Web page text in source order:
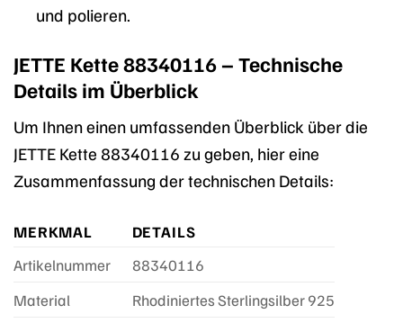
und polieren.
JETTE Kette 88340116 – Technische
Details im Überblick
Um Ihnen einen umfassenden Überblick über die
JETTE Kette 88340116 zu geben, hier eine
Zusammenfassung der technischen Details:
MERKMAL
DETAILS
Artikelnummer
88340116
Material
Rhodiniertes Sterlingsilber 925